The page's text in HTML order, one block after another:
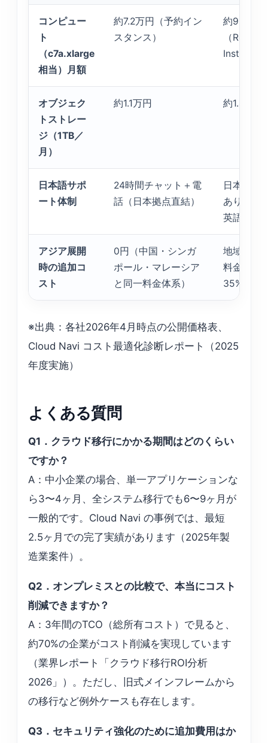
コンピュー
ト
（c7a.xlarge
相当）月額
約7.2万円（予約イン
スタンス）
約9.5万円
（
Instances
オブジェク
トストレー
ジ（1TB／
月）
約1.1万円 約1.4万円
日本語サポ
ート体制
24時間チャット＋電
話（日本拠点直結）
日本語対
あり（一
英語混在
アジア展開
時の追加コ
スト
0円（中国・シンガ
ポール・マレーシア
と同一料金体系）
地域間転
料金＋20
35%
※出典：各社2026年4月時点の公開価格表、
Cloud Navi コスト最適化診断レポート（2025
年度実施）
よくある質問
Q1．クラウド移行にかかる期間はどのくらい
ですか？
A：中小企業の場合、単一アプリケーションな
ら3〜4ヶ月、全システム移行でも6〜9ヶ月が
一般的です。Cloud Navi の事例では、最短
2.5ヶ月での完了実績があります（2025年製
造業案件）。
Q2．オンプレミスとの比較で、本当にコスト
削減できますか？
A：3年間のTCO（総所有コスト）で見ると、
約70%の企業がコスト削減を実現しています
（業界レポート「クラウド移行ROI分析
2026」）。ただし、旧式メインフレームから
の移行など例外ケースも存在します。
Q3．セキュリティ強化のために追加費用はか